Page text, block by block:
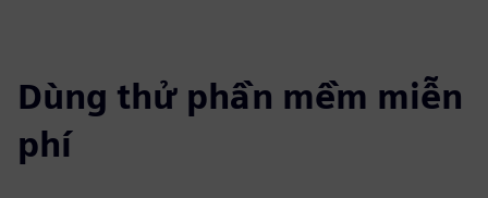
Dùng thử phần mềm miễn
phí